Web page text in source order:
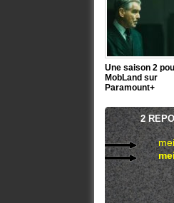
Une saison 2
MobLand sur
Paramount+
2